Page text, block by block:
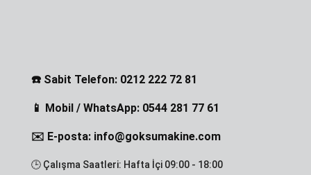
☎️ Sabit Telefon: 0212 222 72 81
📱 Mobil / WhatsApp: 0544 281 77 61
✉️ E-posta: info@goksumakine.com
🕒 Çalışma Saatleri: Hafta İçi 09:00 - 18:00